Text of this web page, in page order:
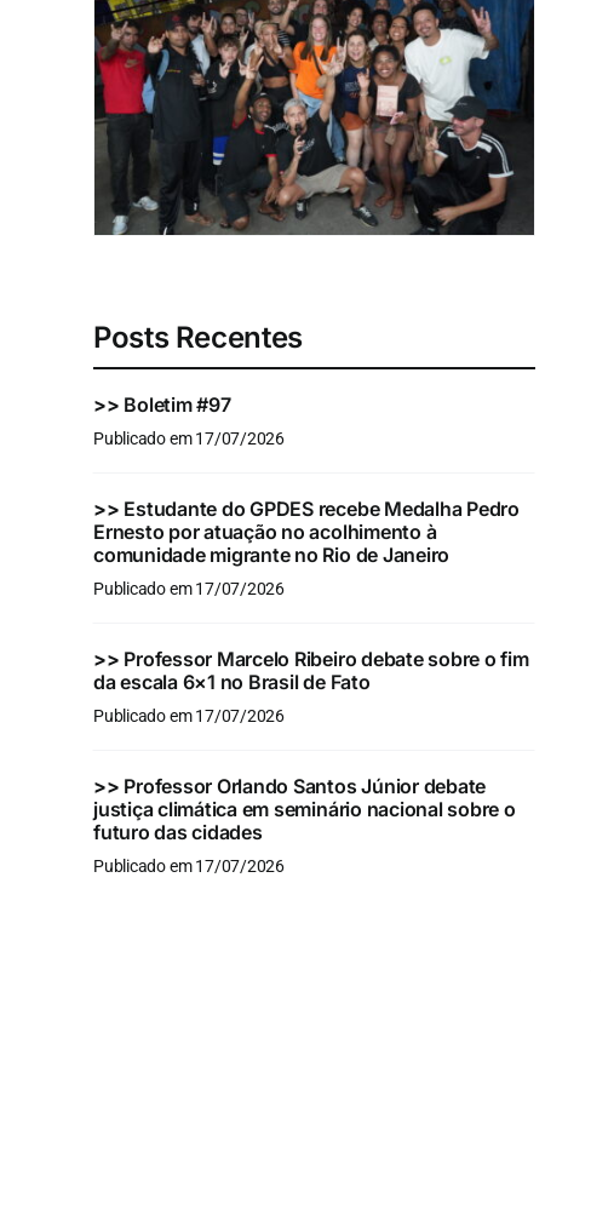
Posts Recentes
>> Boletim #97
Publicado em 17/07/2026
>> Estudante do GPDES recebe Medalha Pedro
Ernesto por atuação no acolhimento à
comunidade migrante no Rio de Janeiro
Publicado em 17/07/2026
>> Professor Marcelo Ribeiro debate sobre o fim
da escala 6×1 no Brasil de Fato
Publicado em 17/07/2026
>> Professor Orlando Santos Júnior debate
justiça climática em seminário nacional sobre o
futuro das cidades
Publicado em 17/07/2026